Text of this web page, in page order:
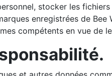
stocker les
enregistrées de
compétents en vue de